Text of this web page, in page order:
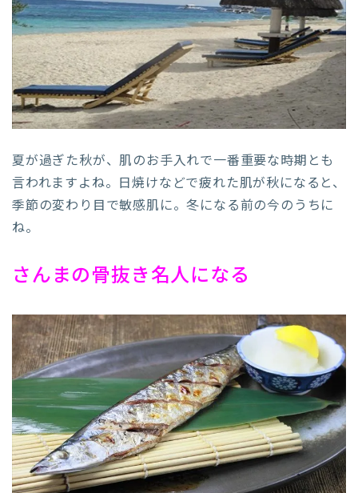
夏が過ぎた秋が、肌のお手入れで一番重要な時期とも
言われますよね。日焼けなどで疲れた肌が秋になると、
季節の変わり目で敏感肌に。冬になる前の今のうちに
ね。
さんまの骨抜き名人になる